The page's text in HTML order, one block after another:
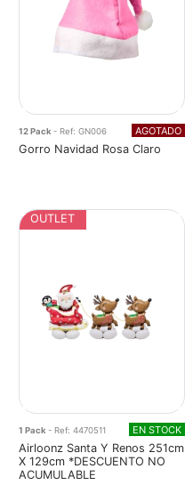
12 Pack - Ref: GN006 AGOTADO
Gorro Navidad Rosa Claro
OUTLET
1 Pack - Ref: 4470511 EN STOCK
Airloonz Santa Y Renos 251cm
X 129cm *DESCUENTO NO
ACUMULABLE